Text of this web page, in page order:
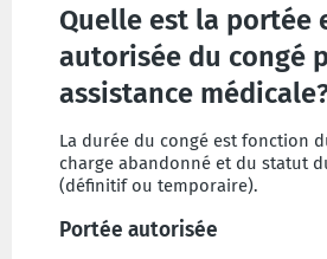
Quelle est la portée
autorisée du congé
assistance
La durée du congé est fonction
charge abandonné et du statut
(définitif ou temporaire).
Portée autorisée